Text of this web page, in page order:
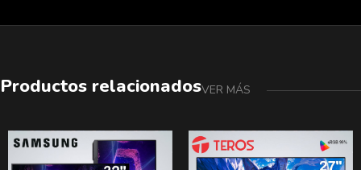
Productos relacionadosVER MÁS